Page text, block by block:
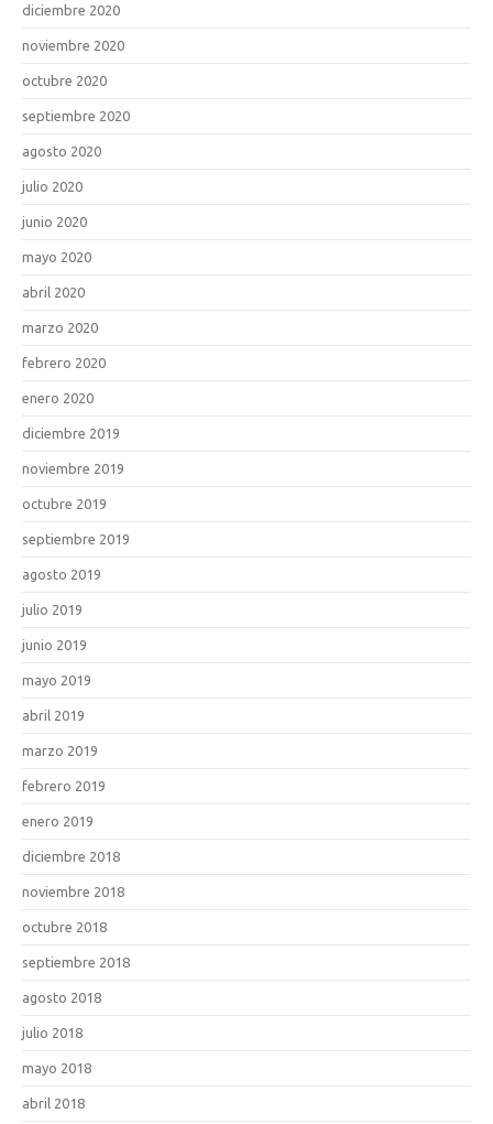
diciembre 2020
noviembre 2020
octubre 2020
septiembre 2020
agosto 2020
julio 2020
junio 2020
mayo 2020
abril 2020
marzo 2020
febrero 2020
enero 2020
diciembre 2019
noviembre 2019
octubre 2019
septiembre 2019
agosto 2019
julio 2019
junio 2019
mayo 2019
abril 2019
marzo 2019
febrero 2019
enero 2019
diciembre 2018
noviembre 2018
octubre 2018
septiembre 2018
agosto 2018
julio 2018
mayo 2018
abril 2018